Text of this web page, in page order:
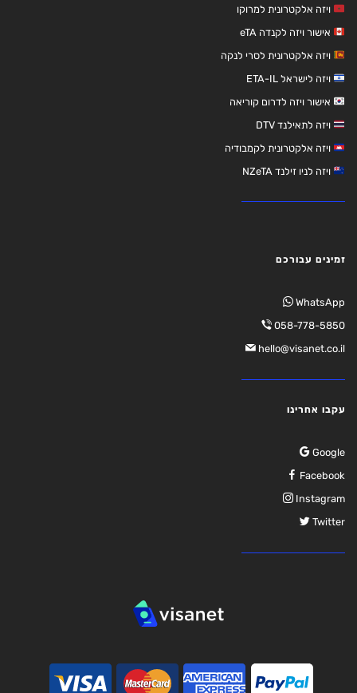
ויזה אלקטרונית למרוקו
אישור ויזה לקנדה eTA
ויזה אלקטרונית לסרי לנקה
ויזה לישראל ETA-IL
אישור ויזה לדרום קוריאה
ויזה לתאילנד DTV
ויזה אלקטרונית לקמבודיה
ויזה לניו זילנד NZeTA
זמינים עבורכם
WhatsApp
058-778-5850
hello@visanet.co.il
עקבו אחרינו
Google
Facebook
Instagram
Twitter